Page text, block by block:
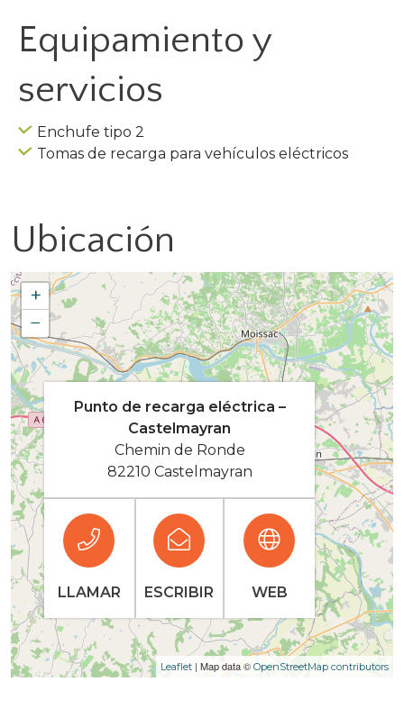
Equipamiento y
servicios
Enchufe tipo 2
Tomas de recarga para vehículos eléctricos
Ubicación
+
−
Leaflet | Map data © OpenStreetMap contributors
Punto de recarga eléctrica –
Castelmayran
Chemin de Ronde
82210 Castelmayran
LLAMAR ESCRIBIR WEB